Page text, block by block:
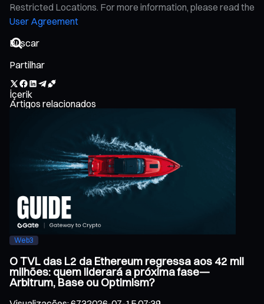
Restricted Locations. For more information, please read the
User Agreement
Partilhar
İçerik
Artigos relacionados
Web3
O TVL das L2 da Ethereum regressa aos 42 mil
milhões: quem liderará a próxima fase—
Arbitrum, Base ou Optimism?